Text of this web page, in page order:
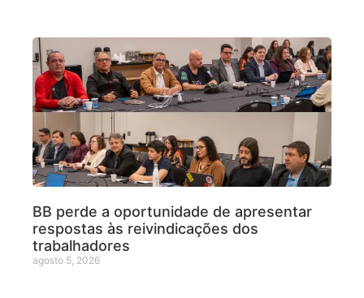
BB perde a oportunidade de apresentar
respostas às reivindicações dos
trabalhadores
agosto 5, 2026